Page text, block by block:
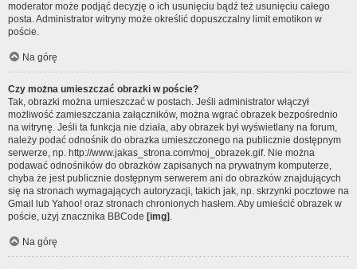
moderator może podjąć decyzję o ich usunięciu bądź też usunięciu całego
posta. Administrator witryny może określić dopuszczalny limit emotikon w
poście.
Na górę
Czy można umieszczać obrazki w poście?
Tak, obrazki można umieszczać w postach. Jeśli administrator włączył
możliwość zamieszczania załączników, można wgrać obrazek bezpośrednio
na witrynę. Jeśli ta funkcja nie działa, aby obrazek był wyświetlany na forum,
należy podać odnośnik do obrazka umieszczonego na publicznie dostępnym
serwerze, np. http://www.jakas_strona.com/moj_obrazek.gif. Nie można
podawać odnośników do obrazków zapisanych na prywatnym komputerze,
chyba że jest publicznie dostępnym serwerem ani do obrazków znajdujących
się na stronach wymagających autoryzacji, takich jak, np. skrzynki pocztowe na
Gmail lub Yahoo! oraz stronach chronionych hasłem. Aby umieścić obrazek w
poście, użyj znacznika BBCode [img] .
Na górę